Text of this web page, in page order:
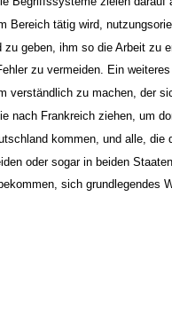
Bereich tätig wird,
geben, ihm so die Arbeit zu
zu vermeiden. Ein
verständlich zu machen, der
nach Frankreich ziehen, um
kommen, und alle, die
oder sogar in beiden
sich grundlegendes